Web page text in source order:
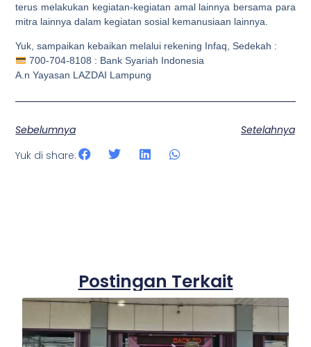
terus melakukan kegiatan-kegiatan amal lainnya bersama para
mitra lainnya dalam kegiatan sosial kemanusiaan lainnya.
Yuk, sampaikan kebaikan melalui rekening Infaq, Sedekah :
700-704-8108 : Bank Syariah Indonesia
A.n Yayasan LAZDAI Lampung
Sebelumnya
Setelahnya
Yuk di share:
Postingan Terkait